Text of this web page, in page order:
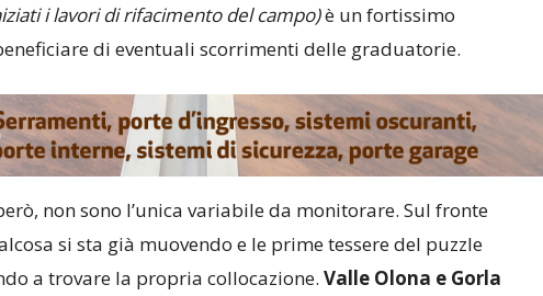
i lavori di rifacimento del campo)è un fortissimo
di eventuali scorrimenti delle graduatorie.
non sono l’unica variabile da monitorare. Sul fronte
si sta già muovendo e le prime tessere del puzzle
a trovare la propria collocazione. Valle Olona e Gorla